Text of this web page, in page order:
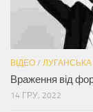
ВІДЕО / ЛУГАНСЬКА
Враження від
14 ГРУ, 2022